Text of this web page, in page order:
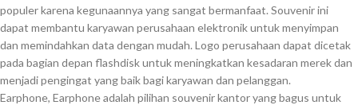
populer karena kegunaannya yang sangat bermanfaat. Souvenir ini
dapat membantu karyawan perusahaan elektronik untuk menyimpan
dan memindahkan data dengan mudah. Logo perusahaan dapat dicetak
pada bagian depan flashdisk untuk meningkatkan kesadaran merek dan
menjadi pengingat yang baik bagi karyawan dan pelanggan.
Earphone, Earphone adalah pilihan souvenir kantor yang bagus untuk